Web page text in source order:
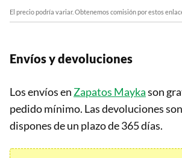
El precio podría variar. Obtenemos comisión por estos
Envíos y devoluciones
Los envíos en Zapatos Maykason
pedido mínimo. Las devoluciones
dispones de un plazo de 365 días.